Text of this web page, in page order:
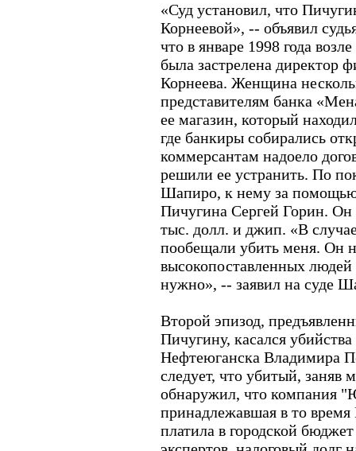
«Суд установил, что
Корнеевой», -- объявил
что в январе 1998 года
была застрелена директор
Корнеева. Женщина
представителям банка
ее магазин, который
где банкиры собирались
коммерсантам надоело
решили ее устранить. По
Шапиро, к нему за помощью
Пичугина Сергей Горин. Он
тыс. долл. и джип. «В
пообещали убить меня. Он
высокопоставленных
нужно», -- заявил на суде
Второй эпизод,
Пичугину, касался
Нефтеюганска Владимира
следует, что убитый, заняв
обнаружил, что компания
принадлежавшая в то
платила в городской